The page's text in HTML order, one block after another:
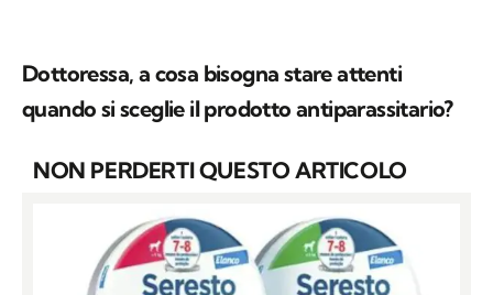
Dottoressa, a cosa bisogna stare attenti
quando si sceglie il prodotto antiparassitario?
NON PERDERTI QUESTO ARTICOLO